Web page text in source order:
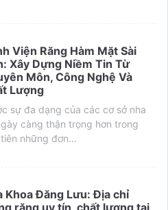
Viện Răng Hàm Mặt Sài
Xây Dựng Niềm Tin Từ
Môn, Công Nghệ Và
Lượng
sự đa dạng của các cơ sở nha
càng thận trọng hơn trong
những đơn...
Khoa Đăng Lưu: Địa chỉ
răng uy tín, chất lượng tại